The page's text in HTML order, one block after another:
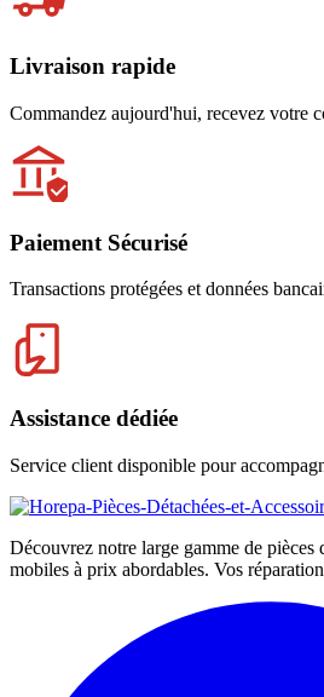
Livraison rapide
Commandez aujourd'hui, recevez votre
Paiement Sécurisé
Transactions protégées et données
Assistance dédiée
Service client disponible pour
Découvrez notre large gamme de pièces
mobiles à prix abordables. Vos